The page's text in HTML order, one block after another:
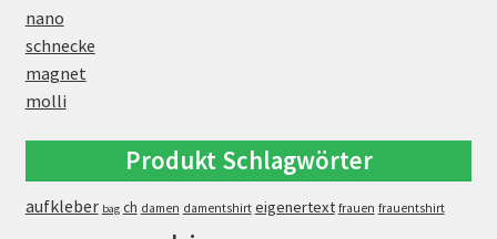
nano
schnecke
magnet
molli
Produkt Schlagwörter
aufkleber bag ch damen damentshirt eigenertext frauen frauentshirt